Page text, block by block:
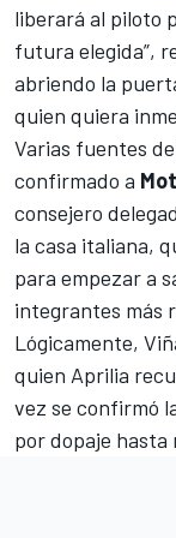
liberará al piloto
futura elegida”,
abriendo la
quien quiera
Varias fuentes
confirmado a
consejero
la casa italiana,
para empezar a
integrantes más
Lógicamente,
quien Aprilia
vez se confirmó
por dopaje hasta